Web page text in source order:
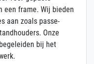
een frame. Wij bieden
aan zoals passe-
Onze
bij het